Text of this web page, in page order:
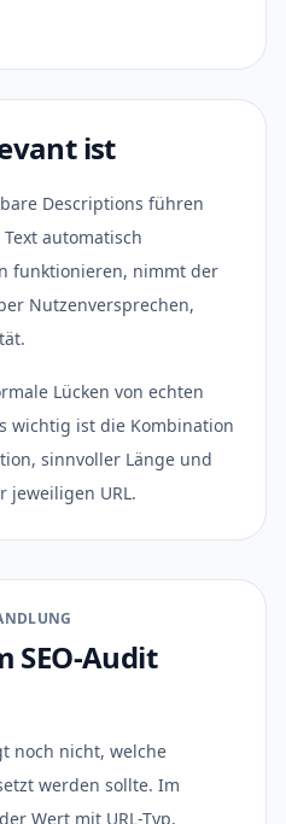
ist
Descriptions führen
automatisch
funktionieren, nimmt der
Nutzenversprechen,
Lücken von echten
wichtig ist die Kombination
sinnvoller Länge und
jeweiligen URL.
SEO-Audit
noch nicht, welche
werden sollte. Im
Wert mit URL-Typ,